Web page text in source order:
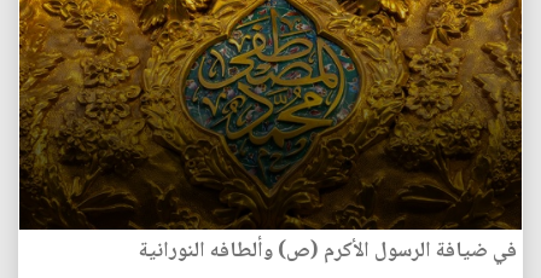
في ضيافة الرسول الأكرم (ص) وألطافه النورانية